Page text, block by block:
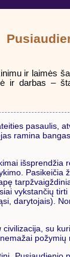
ir laimės
ir darbas –
pasaulis,
ramina
vykstančių
darytojais).
civilizacija, su